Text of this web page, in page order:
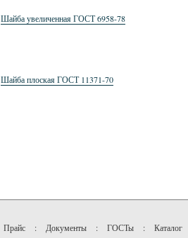
Шайба увеличенная ГОСТ 6958-78
Шайба плоская ГОСТ 11371-70
Прайс : Документы : ГОСТы : Каталог